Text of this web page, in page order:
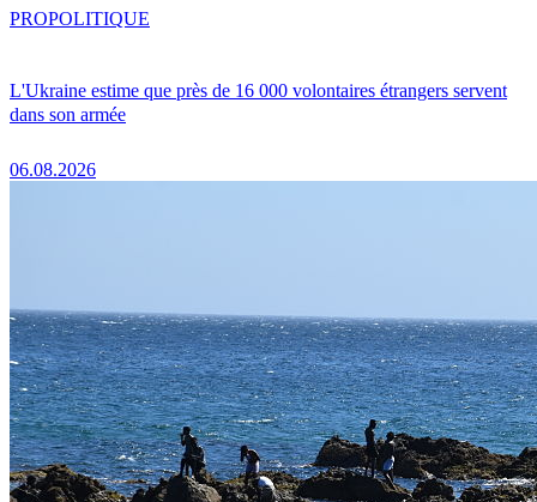
L'Ukraine estime que près de 16 000 volontaires étrangers servent
dans son armée
06.08.2026
PROPOLITIQUE